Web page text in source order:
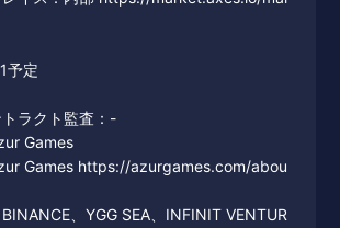
予定
ラクト監査：-
Games
Games https://azurgames.com/abou
、YGG SEA、INFINIT VENTUR